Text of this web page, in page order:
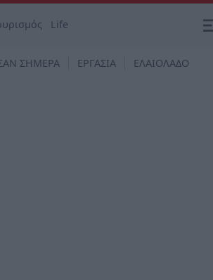
Life
ΣΗΜΕΡΑ ΕΡΓΑΣΙΑ ΕΛΑΙΟΛΑΔΟ